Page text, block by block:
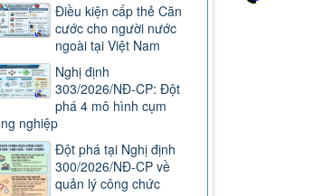
Điều kiện cấp thẻ Căn
cước cho người nước
ngoài tại Việt Nam
Nghị định
303/2026/NĐ-CP: Đột
phá 4 mô hình cụm
nghiệp
Đột phá tại Nghị định
300/2026/NĐ-CP về
quản lý công chức